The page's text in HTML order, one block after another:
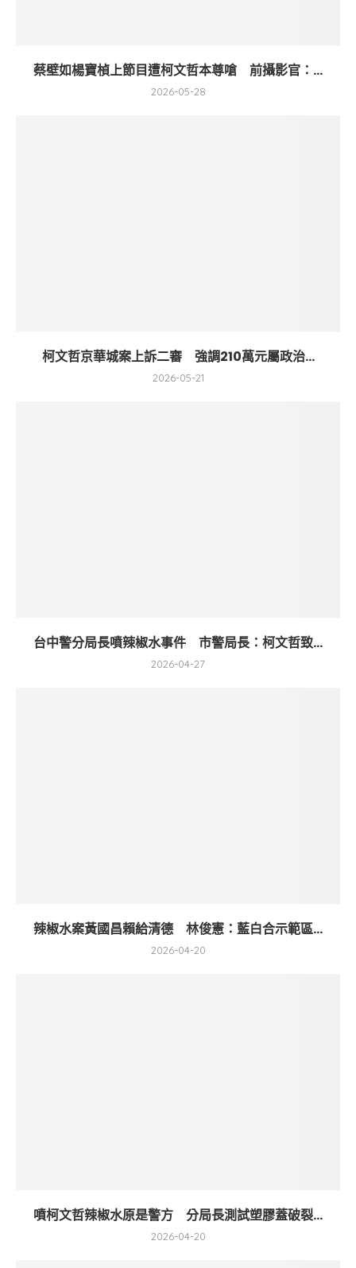
蔡壁如楊寶楨上節目遭柯文哲本尊嗆 前攝影官：...
2026-05-28
柯文哲京華城案上訴二審 強調210萬元屬政治...
2026-05-21
台中警分局長噴辣椒水事件 市警局長：柯文哲致...
2026-04-27
辣椒水案黃國昌賴給清德 林俊憲：藍白合示範區...
2026-04-20
噴柯文哲辣椒水原是警方 分局長測試塑膠蓋破裂...
2026-04-20